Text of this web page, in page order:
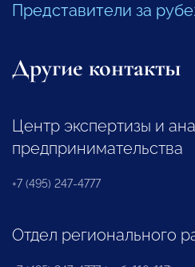
Представители за
Другие контакты
Центр экспертизы и
предпринимательства
+7 (495) 247-4777
Отдел регионального